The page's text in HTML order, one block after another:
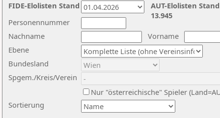
Nachname
Vorname
Ebene
Sortierung
Personennummer
Bundesland
Spgem./Kreis/Verein
Nur "österreichische" Spieler
AUT-Elolisten
13.945
FIDE-Elolisten Stand